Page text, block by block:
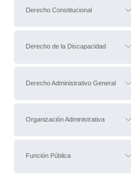
Derecho Constitucional
Derecho de la Discapacidad
Derecho Administrativo General
Organización Administrativa
Función Pública